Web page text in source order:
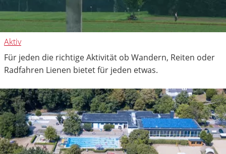
Aktiv
Für jeden die richtige Aktivität ob Wandern, Reiten oder
Radfahren Lienen bietet für jeden etwas.